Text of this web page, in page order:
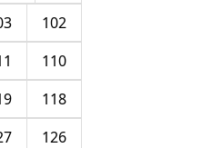
102
110
118
126